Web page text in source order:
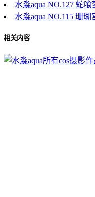
水淼aqua NO.127 蛇喰
水淼aqua NO.115 珊瑚
相关内容